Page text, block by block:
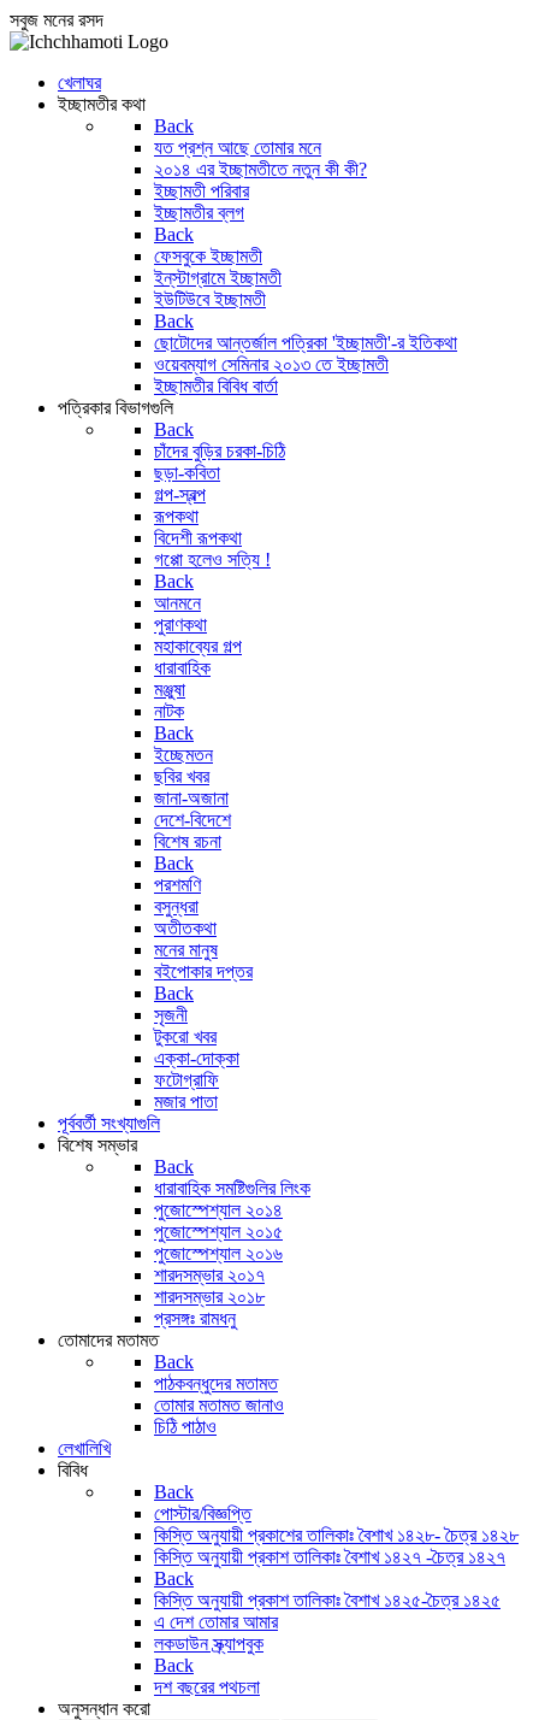
সবুজ মনের রসদ
খেলাঘর
ইচ্ছামতীর কথা
Back
যত প্রশ্ন আছে তোমার মনে
২০১৪ এর ইচ্ছামতীতে নতুন কী কী?
ইচ্ছামতী পরিবার
ইচ্ছামতীর ব্লগ
Back
ফেসবুকে ইচ্ছামতী
ইন্‌স্টাগ্রামে ইচ্ছামতী
ইউটিউবে ইচ্ছামতী
Back
ছোটোদের আন্তর্জাল পত্রিকা 'ইচ্ছামতী'-র ইতিকথা
ওয়েবম্যাগ সেমিনার ২০১৩ তে ইচ্ছামতী
ইচ্ছামতীর বিবিধ বার্তা
পত্রিকার বিভাগগুলি
Back
চাঁদের বুড়ির চরকা-চিঠি
ছড়া-কবিতা
গল্প-স্বল্প
রূপকথা
বিদেশী রূপকথা
গপ্পো হলেও সত্যি !
Back
আনমনে
পুরাণকথা
মহাকাব্যের গল্প
ধারাবাহিক
মঞ্জুষা
নাটক
Back
ইচ্ছেমতন
ছবির খবর
জানা-অজানা
দেশে-বিদেশে
বিশেষ রচনা
Back
পরশমণি
বসুন্ধরা
অতীতকথা
মনের মানুষ
বইপোকার দপ্তর
Back
সৃজনী
টুকরো খবর
এক্কা-দোক্কা
ফটোগ্রাফি
মজার পাতা
পূর্ববর্তী সংখ্যাগুলি
বিশেষ সম্ভার
Back
ধারাবাহিক সমষ্টিগুলির লিংক
পুজোস্পেশ্যাল ২০১৪
পুজোস্পেশ্যাল ২০১৫
পুজোস্পেশ্যাল ২০১৬
শারদসম্ভার ২০১৭
শারদসম্ভার ২০১৮
প্রসঙ্গঃ রামধনু
তোমাদের মতামত
Back
পাঠকবন্ধুদের মতামত
তোমার মতামত জানাও
চিঠি পাঠাও
লেখালিখি
বিবিধ
Back
পোস্টার/বিজ্ঞপ্তি
কিস্তি অনুযায়ী প্রকাশের তালিকাঃ বৈশাখ ১৪২৮- চৈত্র ১৪২৮
কিস্তি অনুযায়ী প্রকাশ তালিকাঃ বৈশাখ ১৪২৭ -চৈত্র ১৪২৭
Back
কিস্তি অনুযায়ী প্রকাশ তালিকাঃ বৈশাখ ১৪২৫-চৈত্র ১৪২৫
এ দেশ তোমার আমার
লকডাউন স্ক্র্যাপবুক
Back
দশ বছরের পথচলা
অনুসন্ধান করো